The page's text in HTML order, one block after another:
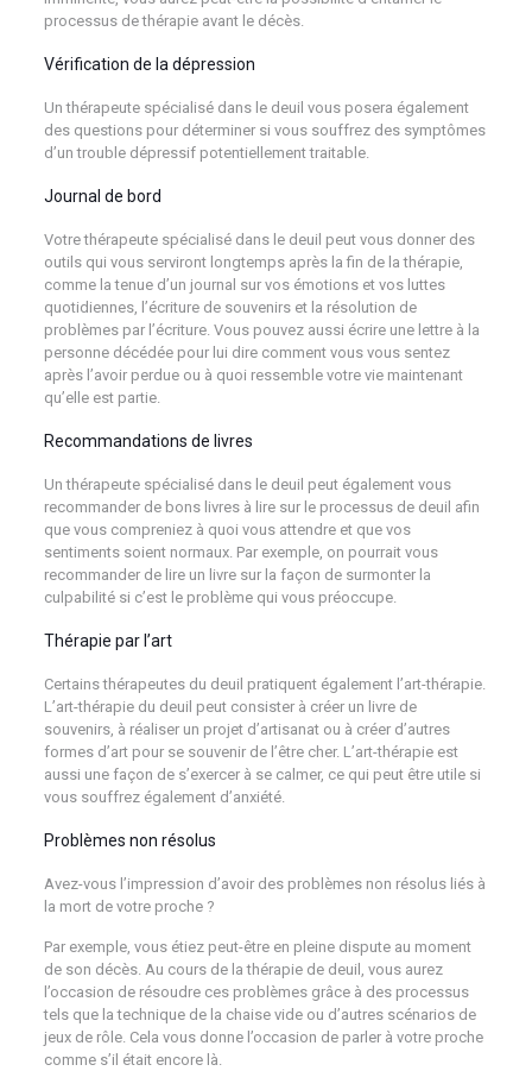
processus de thérapie avant le décès.
Vérification de la dépression
Un thérapeute spécialisé dans le deuil vous posera également
des questions pour déterminer si vous souffrez des symptômes
d’un trouble dépressif potentiellement traitable.
Journal de bord
Votre thérapeute spécialisé dans le deuil peut vous donner des
outils qui vous serviront longtemps après la fin de la thérapie,
comme la tenue d’un journal sur vos émotions et vos luttes
quotidiennes, l’écriture de souvenirs et la résolution de
problèmes par l’écriture. Vous pouvez aussi écrire une lettre à la
personne décédée pour lui dire comment vous vous sentez
après l’avoir perdue ou à quoi ressemble votre vie maintenant
qu’elle est partie.
Recommandations de livres
Un thérapeute spécialisé dans le deuil peut également vous
recommander de bons livres à lire sur le processus de deuil afin
que vous compreniez à quoi vous attendre et que vos
sentiments soient normaux. Par exemple, on pourrait vous
recommander de lire un livre sur la façon de surmonter la
culpabilité si c’est le problème qui vous préoccupe.
Thérapie par l’art
Certains thérapeutes du deuil pratiquent également l’art-thérapie.
L’art-thérapie du deuil peut consister à créer un livre de
souvenirs, à réaliser un projet d’artisanat ou à créer d’autres
formes d’art pour se souvenir de l’être cher. L’art-thérapie est
aussi une façon de s’exercer à se calmer, ce qui peut être utile si
vous souffrez également d’anxiété.
Problèmes non résolus
Avez-vous l’impression d’avoir des problèmes non résolus liés à
la mort de votre proche ?
Par exemple, vous étiez peut-être en pleine dispute au moment
de son décès. Au cours de la thérapie de deuil, vous aurez
l’occasion de résoudre ces problèmes grâce à des processus
tels que la technique de la chaise vide ou d’autres scénarios de
jeux de rôle. Cela vous donne l’occasion de parler à votre proche
comme s’il était encore là.